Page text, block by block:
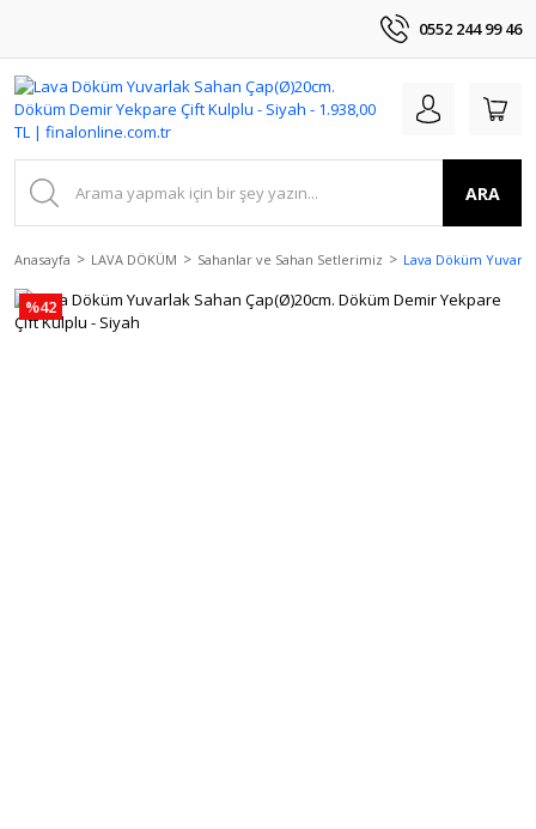
0552 244 99 46
ARA
Anasayfa LAVA DÖKÜM Sahanlar ve Sahan Setlerimiz Lava Döküm
%42